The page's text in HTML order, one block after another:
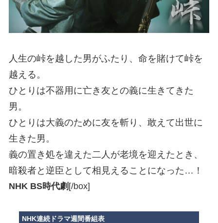
人生の峠を越した男がふたり、命を賭けて峠を
越える。
ひとりは不器用に亡き友との義に生きてきた
男。
ひとりは大義のために友を斬り、敢えて出世に
生きた男。
義の置き処を違えた二人が老境を迎えたとき、
暗殺者と逆臣として相見えることになった…！
NHK BS時代劇 [/box]
NHK連続ドラマ週間番組表